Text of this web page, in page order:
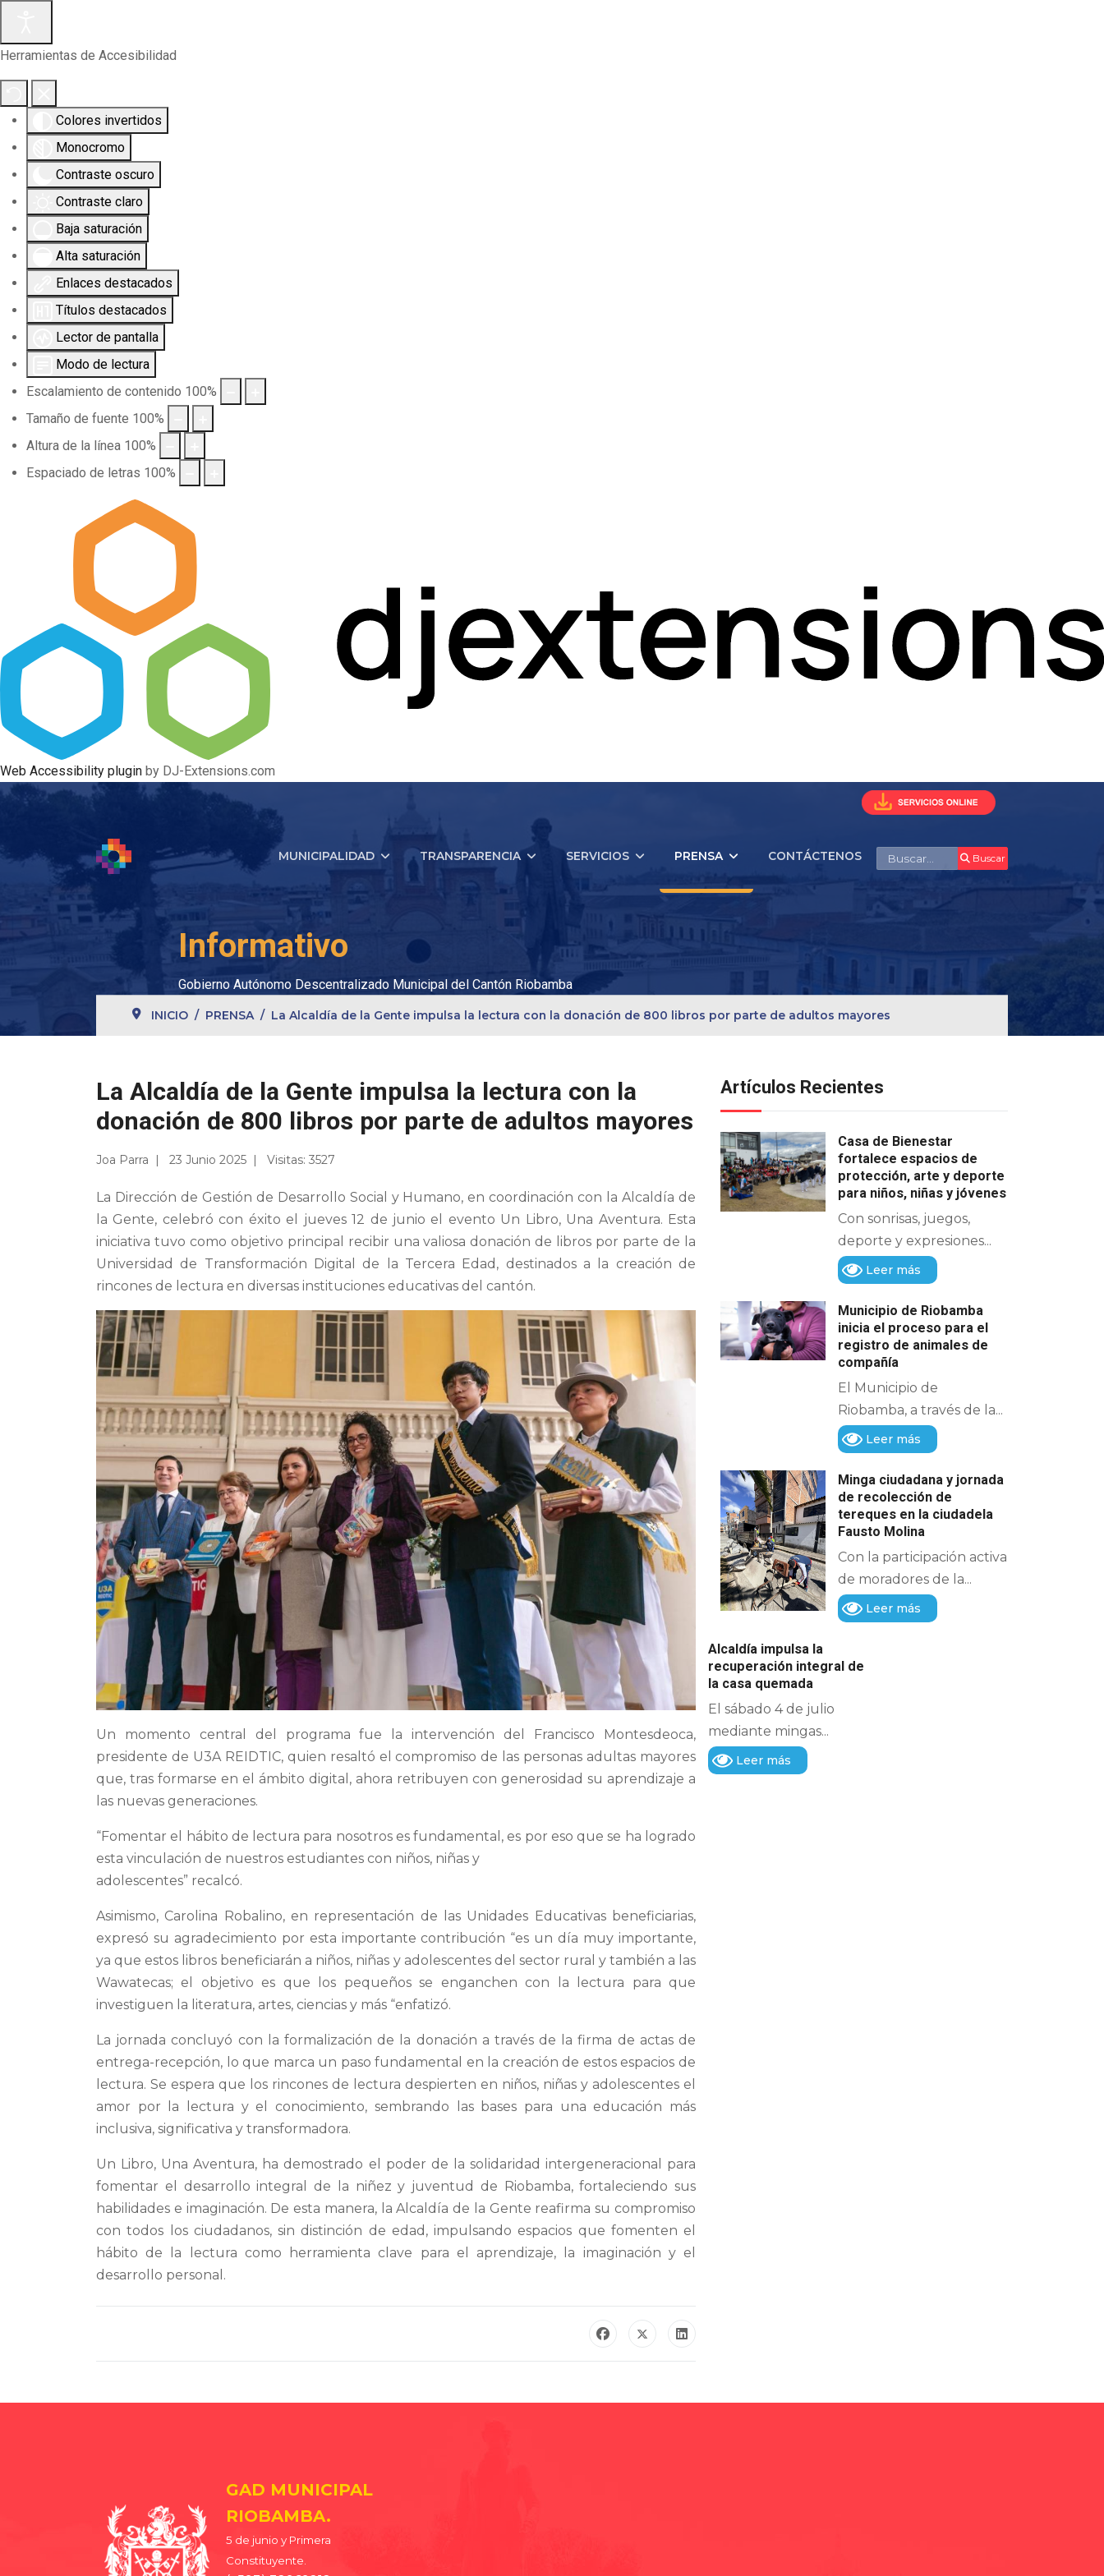
Herramientas de Accesibilidad
Colores invertidos
Monocromo
Contraste oscuro
Contraste claro
Baja saturación
Alta saturación
Enlaces destacados
Títulos destacados
Lector de pantalla
Modo de lectura
Escalamiento de contenido 100%
Tamaño de fuente 100%
Altura de la línea 100%
Espaciado de letras 100%
Web Accessibility plugin by DJ-Extensions.com
MUNICIPALIDAD TRANSPARENCIA SERVICIOS PRENSA CONTÁCTENOS Buscar Buscar
Informativo
Gobierno Autónomo Descentralizado Municipal del Cantón Riobamba
INICIO PRENSA La Alcaldía de la Gente impulsa la lectura con la donación de 800 libros por parte de adultos mayores
La Alcaldía de la Gente impulsa la lectura con la
donación de 800 libros por parte de adultos mayores
Joa Parra 23 Junio 2025 Visitas: 3527
La Dirección de Gestión de Desarrollo Social y Humano, en coordinación con la Alcaldía de
la Gente, celebró con éxito el jueves 12 de junio el evento Un Libro, Una Aventura. Esta
iniciativa tuvo como objetivo principal recibir una valiosa donación de libros por parte de la
Universidad de Transformación Digital de la Tercera Edad, destinados a la creación de
rincones de lectura en diversas instituciones educativas del cantón.
Un momento central del programa fue la intervención del Francisco Montesdeoca,
presidente de U3A REIDTIC, quien resaltó el compromiso de las personas adultas mayores
que, tras formarse en el ámbito digital, ahora retribuyen con generosidad su aprendizaje a
las nuevas generaciones.
“Fomentar el hábito de lectura para nosotros es fundamental, es por eso que se ha logrado
esta vinculación de nuestros estudiantes con niños, niñas y
adolescentes” recalcó.
Asimismo, Carolina Robalino, en representación de las Unidades Educativas beneficiarias,
expresó su agradecimiento por esta importante contribución “es un día muy importante,
ya que estos libros beneficiarán a niños, niñas y adolescentes del sector rural y también a las
Wawatecas; el objetivo es que los pequeños se enganchen con la lectura para que
investiguen la literatura, artes, ciencias y más “enfatizó.
La jornada concluyó con la formalización de la donación a través de la firma de actas de
entrega-recepción, lo que marca un paso fundamental en la creación de estos espacios de
lectura. Se espera que los rincones de lectura despierten en niños, niñas y adolescentes el
amor por la lectura y el conocimiento, sembrando las bases para una educación más
inclusiva, significativa y transformadora.
Un Libro, Una Aventura, ha demostrado el poder de la solidaridad intergeneracional para
fomentar el desarrollo integral de la niñez y juventud de Riobamba, fortaleciendo sus
habilidades e imaginación. De esta manera, la Alcaldía de la Gente reafirma su compromiso
con todos los ciudadanos, sin distinción de edad, impulsando espacios que fomenten el
hábito de la lectura como herramienta clave para el aprendizaje, la imaginación y el
desarrollo personal.
Artículos Recientes
Casa de Bienestar
fortalece espacios de
protección, arte y deporte
para niños, niñas y jóvenes
Con sonrisas, juegos,
deporte y expresiones...
Leer más
Municipio de Riobamba
inicia el proceso para el
registro de animales de
compañía
El Municipio de
Riobamba, a través de la...
Leer más
Minga ciudadana y jornada
de recolección de
tereques en la ciudadela
Fausto Molina
Con la participación activa
de moradores de la...
Leer más
Alcaldía impulsa la
recuperación integral de
la casa quemada
El sábado 4 de julio
mediante mingas...
Leer más
GAD MUNICIPAL
RIOBAMBA.
5 de junio y Primera
Constituyente.